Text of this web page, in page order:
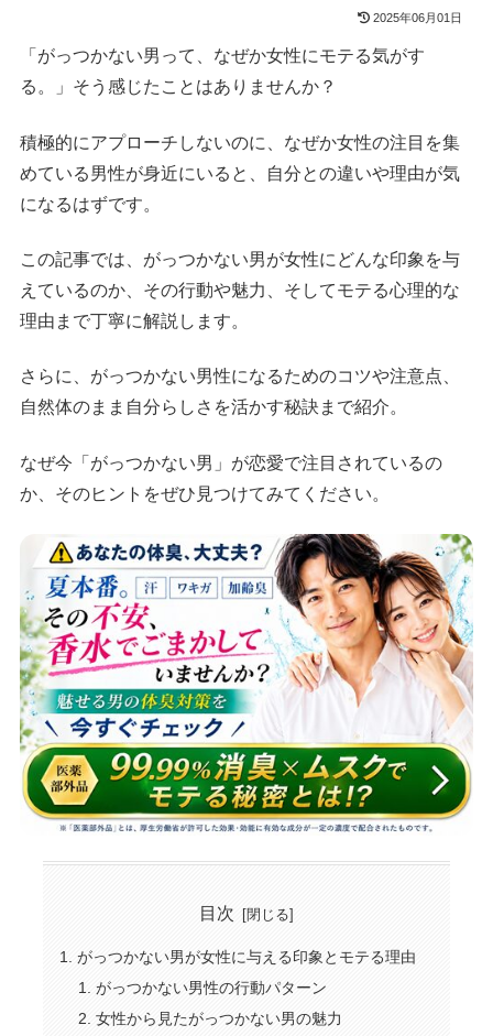
2025年06月01日
「がっつかない男って、なぜか女性にモテる気がす
る。」そう感じたことはありませんか？
積極的にアプローチしないのに、なぜか女性の注目を集
めている男性が身近にいると、自分との違いや理由が気
になるはずです。
この記事では、がっつかない男が女性にどんな印象を与
えているのか、その行動や魅力、そしてモテる心理的な
理由まで丁寧に解説します。
さらに、がっつかない男性になるためのコツや注意点、
自然体のまま自分らしさを活かす秘訣まで紹介。
なぜ今「がっつかない男」が恋愛で注目されているの
か、そのヒントをぜひ見つけてみてください。
目次
がっつかない男が女性に与える印象とモテる理由
がっつかない男性の行動パターン
女性から見たがっつかない男の魅力